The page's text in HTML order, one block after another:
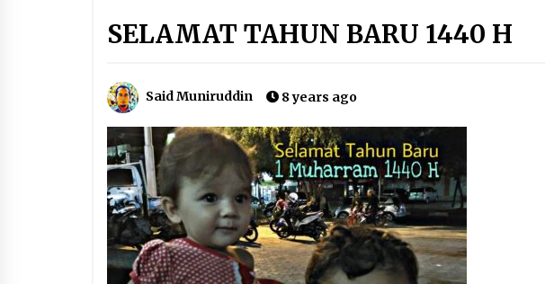
“Thuma’ninah”: Cara Agama
“Pohon Kehidupan”: Mati Dulu, Baru
Hidup
3 months ago
Manajemen “Qaddamat Lighad”:
Menjadi Manusia Visioner dan
Beretika
3 months ago
SELAMAT TAHUN BARU 1440 H
Said Muniruddin 8 years ago